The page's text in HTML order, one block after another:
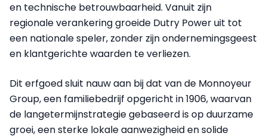
en technische betrouwbaarheid. Vanuit zijn
regionale verankering groeide Dutry Power uit tot
een nationale speler, zonder zijn ondernemingsgeest
en klantgerichte waarden te verliezen.
Dit erfgoed sluit nauw aan bij dat van de Monnoyeur
Group, een familiebedrijf opgericht in 1906, waarvan
de langetermijnstrategie gebaseerd is op duurzame
groei, een sterke lokale aanwezigheid en solide